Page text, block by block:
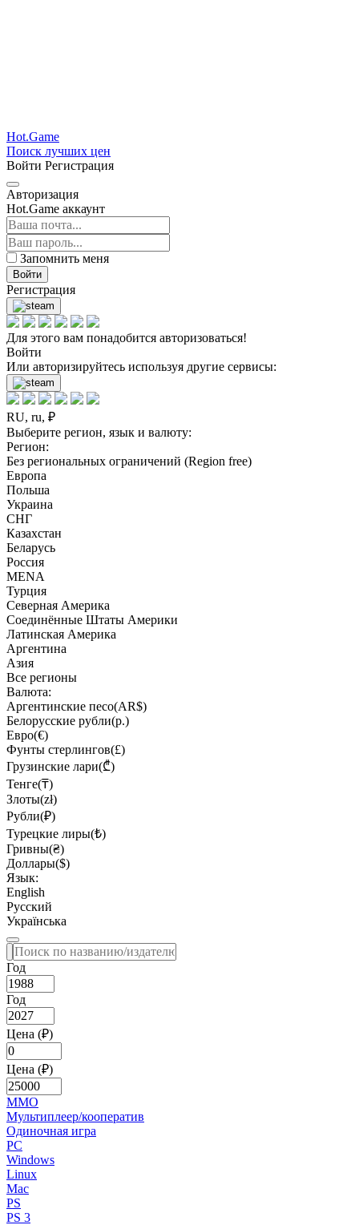
Hot.Game
Поиск лучших цен
Войти Регистрация
Авторизация
Hot.Game аккаунт
Запомнить меня
Войти
Регистрация
Для этого вам понадобится авторизоваться!
Войти
Или авторизируйтесь используя другие сервисы:
RU, ru, ₽
Выберите регион, язык и валюту:
Регион:
Без региональных ограничений (Region free)
Европа
Польша
Украина
СНГ
Казахстан
Беларусь
Россия
MENA
Турция
Северная Америка
Соединённые Штаты Америки
Латинская Америка
Аргентина
Азия
Все регионы
Валюта:
Аргентинские песо(AR$)
Белорусские рубли(р.)
Евро(€)
Фунты стерлингов(£)
Грузинские лари(₾)
Тенге(₸)
Злоты(zł)
Рубли(₽)
Турецкие лиры(₺)
Гривны(₴)
Доллары($)
Язык:
English
Русский
Українська
Год
Год
Цена (₽)
Цена (₽)
MMO
Мультиплеер/кооператив
Одиночная игра
PC
Windows
Linux
Mac
PS
PS 3